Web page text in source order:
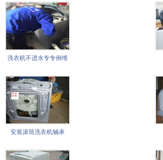
洗衣机不进水专专例维
安装滚筒洗衣机轴承